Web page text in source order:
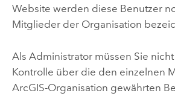
Website werden diese Benutzer
Mitglieder der Organisation
Als Administrator müssen Sie
Kontrolle über die den einzelnen
ArcGIS-Organisation gewährten